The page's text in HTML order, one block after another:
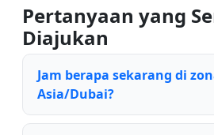
Pertanyaan yang
Diajukan
Jam berapa sekarang di
Asia/Dubai?